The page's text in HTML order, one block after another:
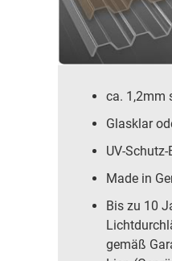
ca. 1,2mm
Glasklar
UV-
Made in
Bis zu 10
gemäß